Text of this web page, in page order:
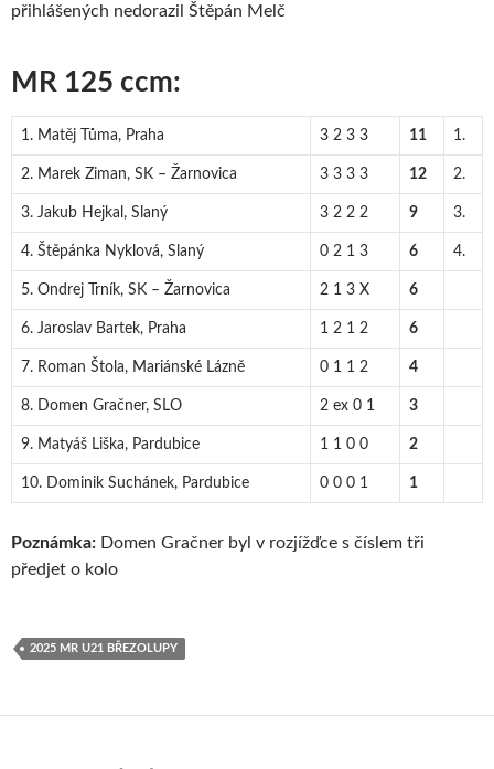
přihlášených nedorazil Štěpán Melč
MR 125 ccm:
1. Matěj Tůma, Praha 3 2 3 3 11 1.
2. Marek Ziman, SK – Žarnovica 3 3 3 3 12 2.
3. Jakub Hejkal, Slaný 3 2 2 2 9 3.
4. Štěpánka Nyklová, Slaný 0 2 1 3 6 4.
5. Ondrej Trník, SK – Žarnovica 2 1 3 X 6
6. Jaroslav Bartek, Praha 1 2 1 2 6
7. Roman Štola, Mariánské Lázně 0 1 1 2 4
8. Domen Gračner, SLO 2 ex 0 1 3
9. Matyáš Liška, Pardubice 1 1 0 0 2
10. Dominik Suchánek, Pardubice 0 0 0 1 1
Poznámka: Domen Gračner byl v rozjížďce s číslem tři
předjet o kolo
2025 MR U21 BŘEZOLUPY